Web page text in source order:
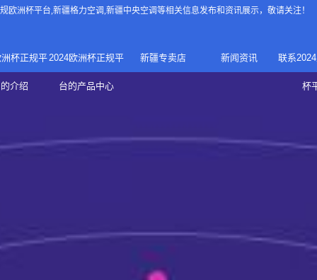
欧洲杯平台,新疆格力空调,新疆中央空调等相关信息发布和资讯展示，敬请关注！
杯正规平
介绍
正规欧洲
2024欧洲杯正规平
台的产品中心
家庭中央空调
家用空调
新疆专卖店 新闻资讯 联系
杯